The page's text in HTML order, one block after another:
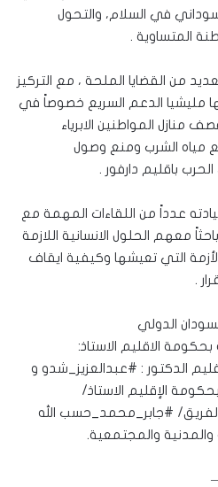
في السلام، والتحول
المتساوية .
من القضايا الملحة ، مع التركيز
مليشيا الدعم السريع خصوصاً في
منازل المواطنين الابرياء
مياه الشرب ومنع وصول
باقليم دارفور .
عدداً من اللقاءات المهمة مع
معهم الحلول الانسانية اللازمة
الأزمة التي تعيشها وكيفية ايقاف
.
الدولي
بحكومة الاقليم الاستاذ:
الدكتور : #عبدالعزيز_شدو و
بحكومة الإقليم الاستاذ/
#جابر_محمد_حسب الله
والمجتمعية.